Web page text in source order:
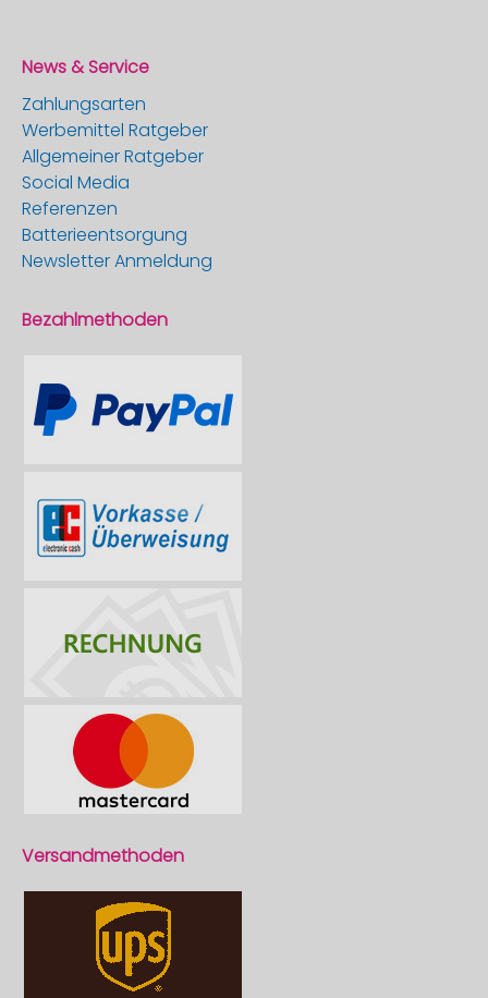
News & Service
Zahlungsarten
Werbemittel Ratgeber
Allgemeiner Ratgeber
Social Media
Referenzen
Batterieentsorgung
Newsletter Anmeldung
Bezahlmethoden
Versandmethoden